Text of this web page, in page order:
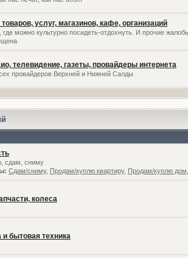
услуг, магазинов, кафе, организаций
где можно культурно посидеть-отдохнуть. И прочие
телевидение, газеты, провайдеры интернета
провайдеров Верхней и Нижней Салды
сдам, сниму
Сдам/сниму, Продам/куплю квартиру, Продам/куплю
колеса
и бытовая техника